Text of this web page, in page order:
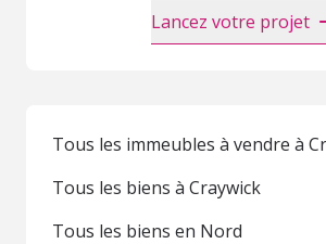
Lancez votre projet
Tous les immeubles à vendre à
Tous les biens à Craywick
Tous les biens en Nord